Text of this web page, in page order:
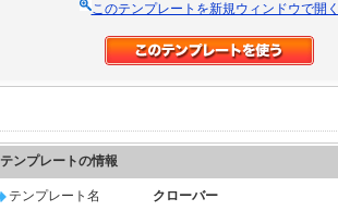
このテンプレートを新規ウィンドウで開
テンプレートの情報
テンプレート名 クローバー